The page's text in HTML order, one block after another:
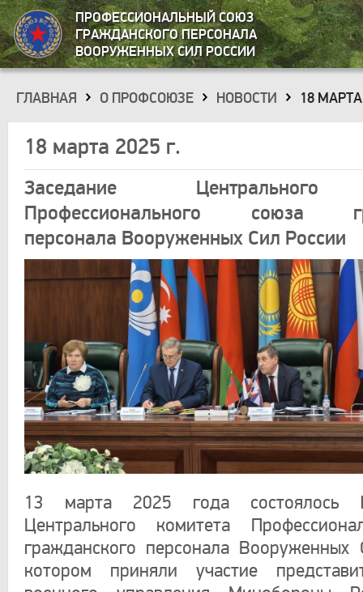
ПРОФЕССИОНАЛЬНЫЙ СОЮЗ
ГРАЖДАНСКОГО ПЕРСОНАЛА
ВООРУЖЕННЫХ СИЛ РОССИИ
ГЛАВНАЯ О ПРОФСОЮЗЕ НОВОСТИ 18
18 марта 2025 г.
Заседание Центрального
Профессионального союза
персонала Вооруженных Сил России
13 марта 2025 года состоялось
Центрального комитета
гражданского персонала
котором приняли участие